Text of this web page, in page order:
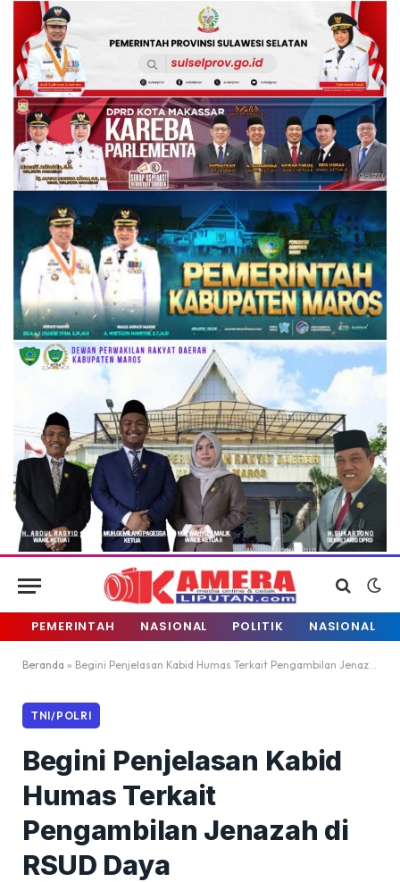
PEMERINTAH NASIONAL POLITIK NASIONAL
Beranda » Begini Penjelasan Kabid Humas Terkait Pengambilan Jenazah di RSUD Daya
TNI/POLRI
Begini Penjelasan Kabid
Humas Terkait
Pengambilan Jenazah di
RSUD Daya